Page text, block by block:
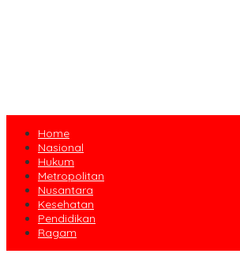
Home
Nasional
Hukum
Metropolitan
Nusantara
Kesehatan
Pendidikan
Ragam